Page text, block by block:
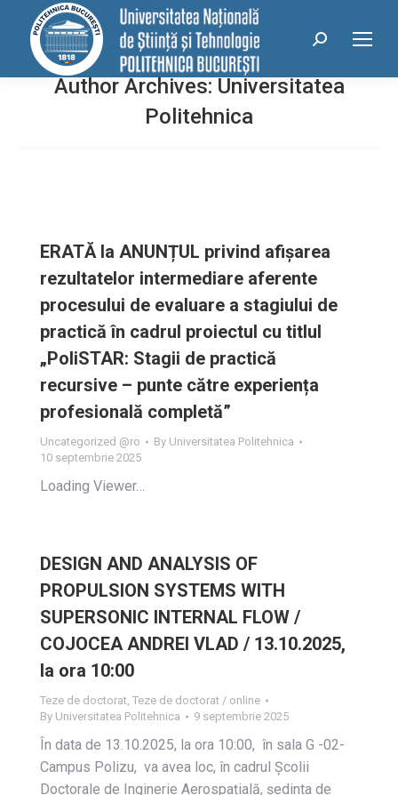
conținut
Search:
Author Archives: Universitatea
Politehnica
ERATĂ la ANUNȚUL privind afișarea
rezultatelor intermediare aferente
procesului de evaluare a stagiului de
practică în cadrul proiectul cu titlul
„PoliSTAR: Stagii de practică
recursive – punte către experiența
profesională completă”
Uncategorized @ro By Universitatea Politehnica
10 septembrie 2025
Loading Viewer…
DESIGN AND ANALYSIS OF
PROPULSION SYSTEMS WITH
SUPERSONIC INTERNAL FLOW /
COJOCEA ANDREI VLAD / 13.10.2025,
la ora 10:00
Teze de doctorat, Teze de doctorat / online
By Universitatea Politehnica 9 septembrie 2025
În data de 13.10.2025, la ora 10:00, în sala G -02-
Campus Polizu, va avea loc, în cadrul Școlii
Doctorale de Inginerie Aerospațială, ședinta de